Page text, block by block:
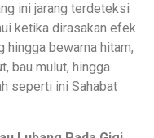
ini jarang terdeteksi
ketika dirasakan efek
hingga bewarna hitam,
bau mulut, hingga
seperti ini Sahabat